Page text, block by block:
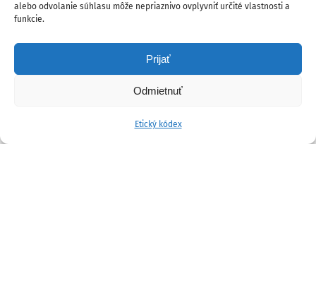
alebo odvolanie súhlasu môže nepriaznivo ovplyvniť určité vlastnosti a
funkcie.
Prijať
Odmietnuť
Etický kódex